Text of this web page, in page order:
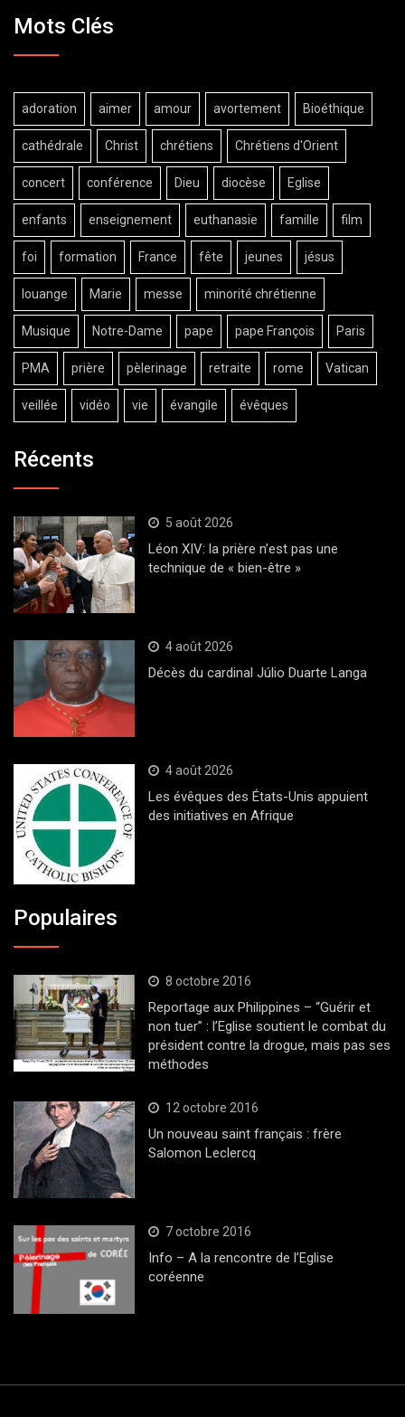
Mots Clés
adoration aimer amour avortement Bioéthique
cathédrale Christ chrétiens Chrétiens d'Orient
concert conférence Dieu diocèse Eglise
enfants enseignement euthanasie famille film
foi formation France fête jeunes jésus
louange Marie messe minorité chrétienne
Musique Notre-Dame pape pape François Paris
PMA prière pèlerinage retraite rome Vatican
veillée vidéo vie évangile évêques
Récents
5 août 2026
Léon XIV: la prière n’est pas une
technique de « bien-être »
4 août 2026
Décès du cardinal Júlio Duarte Langa
4 août 2026
Les évêques des États-Unis appuient
des initiatives en Afrique
Populaires
8 octobre 2016
Reportage aux Philippines – “Guérir et
non tuer” : l’Eglise soutient le combat du
président contre la drogue, mais pas ses
méthodes
12 octobre 2016
Un nouveau saint français : frère
Salomon Leclercq
7 octobre 2016
Info – A la rencontre de l’Eglise
coréenne